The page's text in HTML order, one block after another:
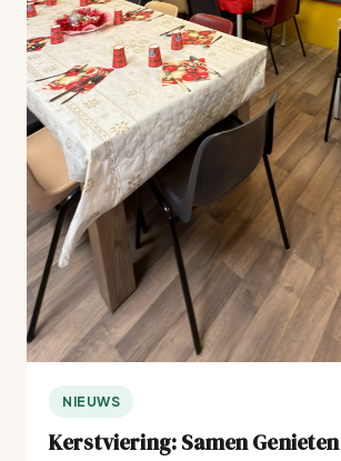
NIEUWS
Kerstviering: Samen Genieten